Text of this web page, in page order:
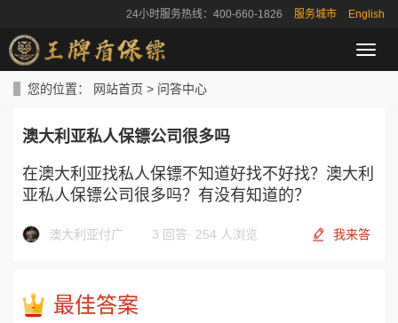
24小时服务热线：400-660-1826 服务城市 English
导
航
您的位置： 网站首页 > 问答中心
澳大利亚私人保镖公司很多吗
在澳大利亚找私人保镖不知道好找不好找？澳大利
亚私人保镖公司很多吗？有没有知道的？
澳大利亚付广 3 回答· 254 人浏览 我来答
最佳答案